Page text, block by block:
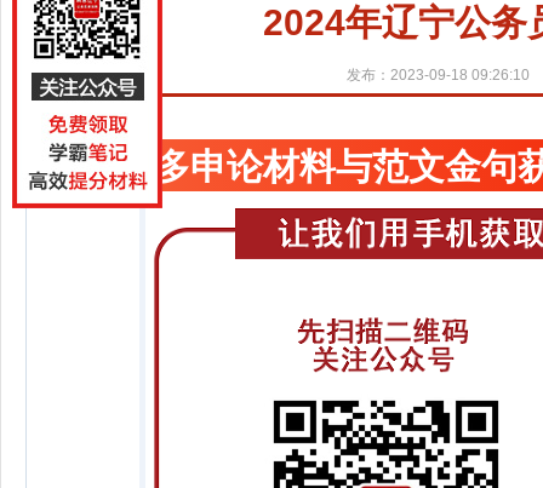
2024年辽宁公
发布：2023-09-18 09:26:10
更多申论材料与范文金句